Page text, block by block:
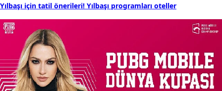
Yılbaşı için tatil önerileri! Yılbaşı programları oteller